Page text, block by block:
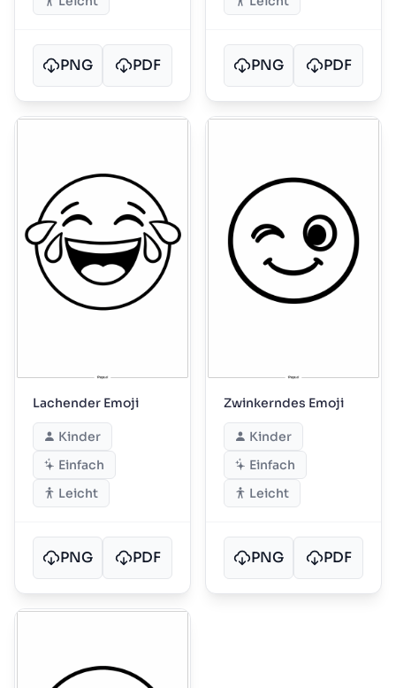
PNG PDF PNG PDF
Lachender Emoji
Kinder
Einfach
Leicht
PNG PDF
Zwinkerndes Emoji
Kinder
Einfach
Leicht
PNG PDF